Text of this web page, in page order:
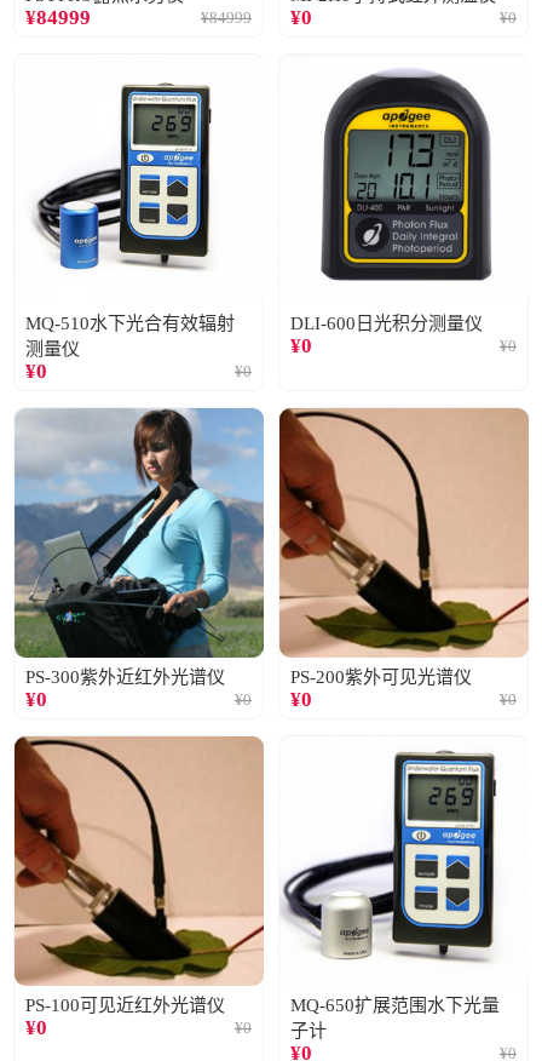
¥84999 ¥84999 ¥0 ¥0
MQ-510水下光合有效辐射
测量仪
¥0 ¥0
DLI-600日光积分测量仪
¥0 ¥0
PS-300紫外近红外光谱仪
¥0 ¥0
PS-200紫外可见光谱仪
¥0 ¥0
PS-100可见近红外光谱仪
¥0 ¥0
MQ-650扩展范围水下光量
子计
¥0 ¥0